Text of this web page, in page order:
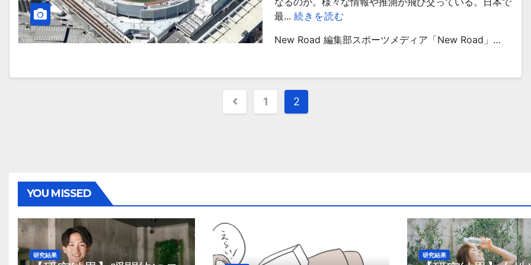
最... 続きを読む
New Road 編集部スポーツメディア「New Road」…
投
ー
シ
ョ
1 2
YOU MISSED
研究結果 研究結果